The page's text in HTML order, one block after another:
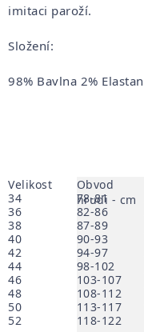
imitaci paroží.
Složení:
98% Bavlna 2% Elastan
Velikost
34
36
38
40
42
44
46
48
50
52
Obvod
hrudi - cm
78-81
82-86
87-89
90-93
94-97
98-102
103-107
108-112
113-117
118-122